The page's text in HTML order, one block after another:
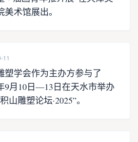
美术馆展出。
11
塑学会作为主办方参与了
9月10日—13日在天水市举办
山雕塑论坛·2025”。